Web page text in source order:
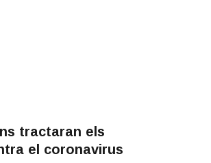
tractaran els
el coronavirus